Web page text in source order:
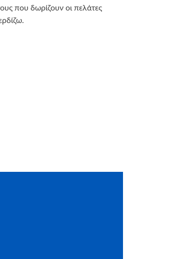
που δωρίζουν οι πελάτες